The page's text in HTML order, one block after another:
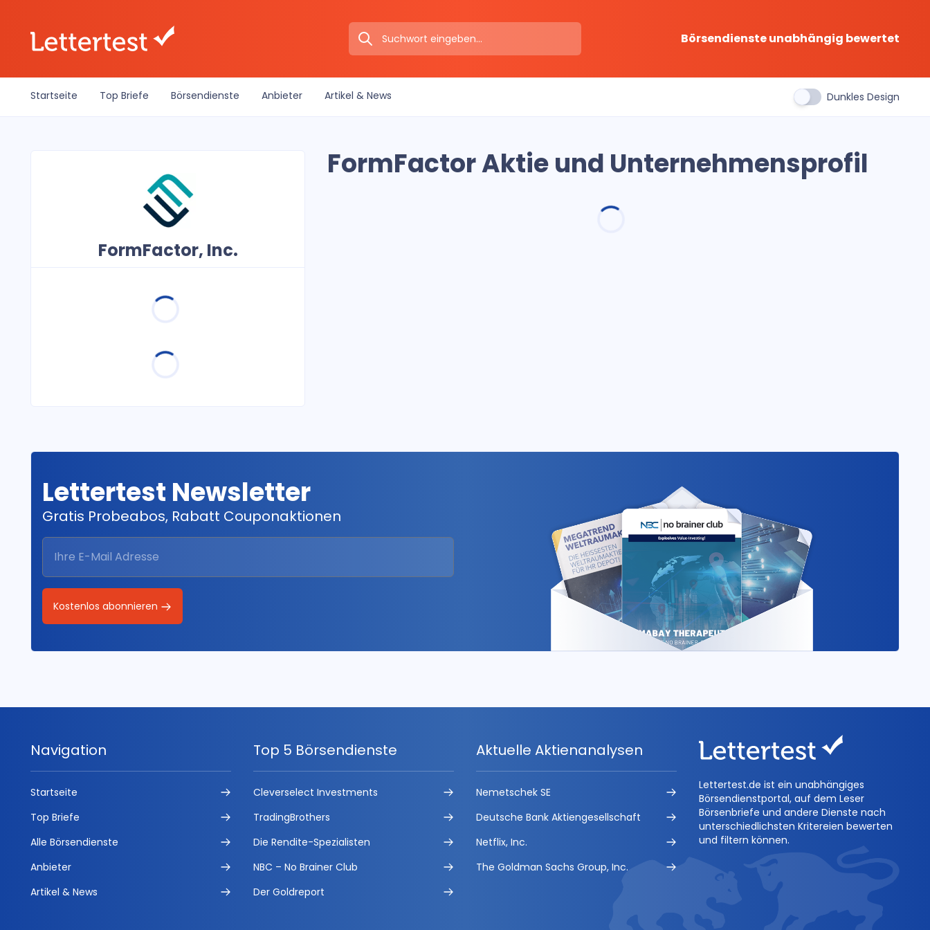
Börsendienste unabhängig bewertet
Startseite Top Briefe Börsendienste Anbieter Artikel & News Dunkles Design
FormFactor, Inc.
FormFactor Aktie und Unternehmensprofil
Lettertest Newsletter
Gratis Probeabos, Rabatt Couponaktionen
Kostenlos abonnieren
Navigation
Startseite
Top Briefe
Alle Börsendienste
Anbieter
Artikel & News
Top 5 Börsendienste
Cleverselect Investments
TradingBrothers
Die Rendite-Spezialisten
NBC – No Brainer Club
Der Goldreport
Aktuelle Aktienanalysen
Nemetschek SE
Deutsche Bank Aktiengesellschaft
Netflix, Inc.
The Goldman Sachs Group, Inc.
Lettertest.de ist ein unabhängiges
Börsendienstportal, auf dem Leser
Börsenbriefe und andere Dienste nach
unterschiedlichsten Kritereien bewerten
und filtern können.